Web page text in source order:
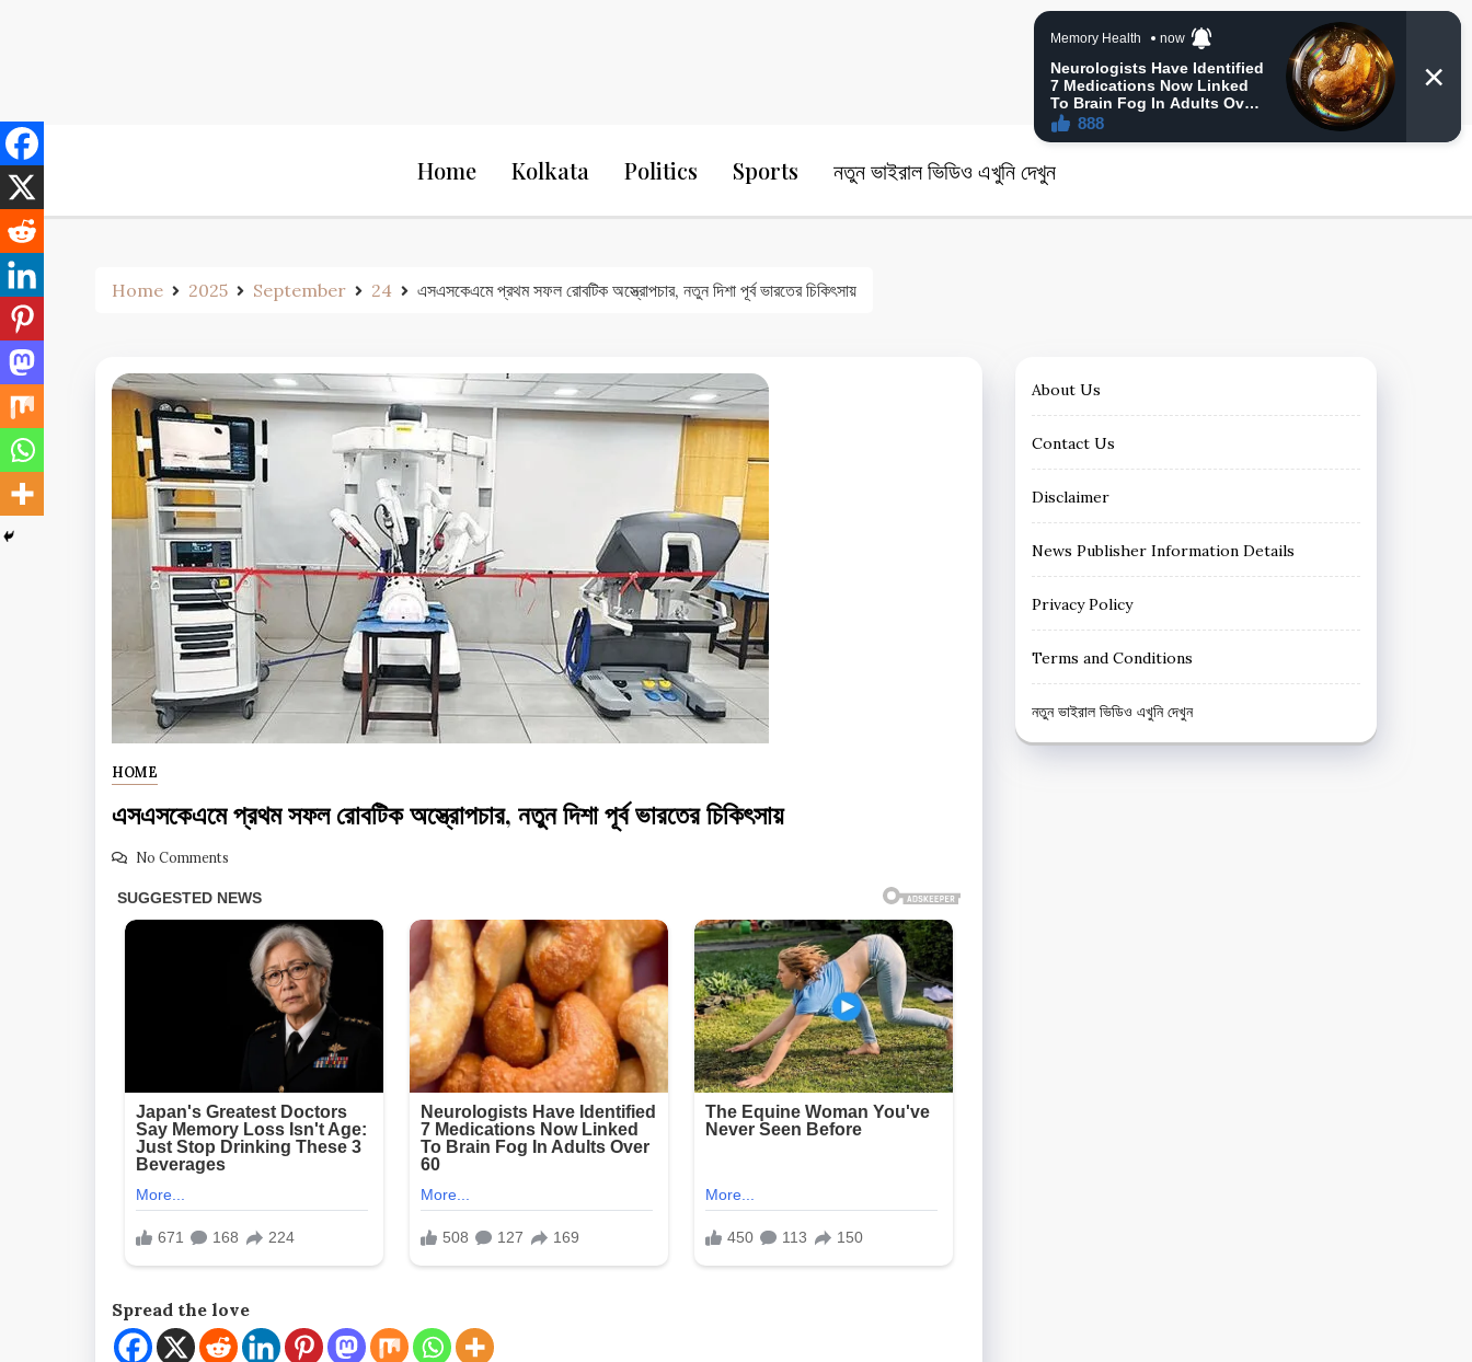
24 Ghanta Bangla News
Home Kolkata Politics Sports নতুন ভাইরাল ভিডিও এখুনি দেখুন
Home 2025 September 24 এসএসকেএমে প্রথম সফল রোবটিক অস্ত্রোপচার, নতুন দিশা পূর্ব ভারতের চিকিৎসায়
HOME
এসএসকেএমে প্রথম সফল রোবটিক অস্ত্রোপচার, নতুন দিশা পূর্ব ভারতের চিকিৎসায়
No Comments
Spread the love
About Us
Contact Us
Disclaimer
News Publisher Information Details
Privacy Policy
Terms and Conditions
নতুন ভাইরাল ভিডিও এখুনি দেখুন